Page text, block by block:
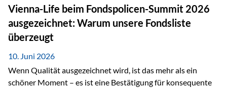
zahlreiche Zukunftstechnologien praktisch unverzichtbar.
Silber findet sich unter anderem in: Solarmodulen
Elektrofahrzeugen Halbleitern Smartphones und Tablets…
Vienna-Life beim Fondspolicen-Summit 2026
ausgezeichnet: Warum unsere Fondsliste
überzeugt
10. Juni 2026
Wenn Qualität ausgezeichnet wird, ist das mehr als ein
schöner Moment – es ist eine Bestätigung für konsequente